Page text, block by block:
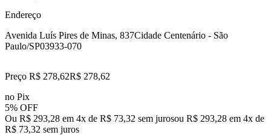
Endereço
Avenida Luís Pires de Minas, 837Cidade Centenário - São
Paulo/SP03933-070
Preço R$ 278,62R$ 278,62
no Pix
5% OFF
Ou R$ 293,28 em 4x de R$ 73,32 sem jurosou R$ 293,28 em 4x de
R$ 73,32 sem juros